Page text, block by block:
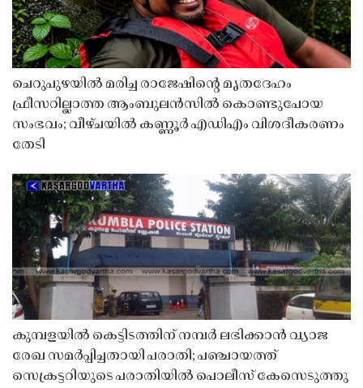
ചെറുപുഴയിൽ മരിച്ച രാജേഷിൻ്റെ മൃതദേഹം
ഫ്രീസറില്ലാത്ത ആംബുലൻസിൽ കൊണ്ടുപോയ
സംഭവം; വീഴ്ചയിൽ കണ്ണൂർ എഡിഎം വിശദീകരണം
തേടി
കുമ്പളയിൽ കെട്ടിടത്തിന് നമ്പർ ലഭിക്കാൻ വ്യാജ
രേഖ സമർപ്പിച്ചതായി പരാതി; പഞ്ചായത്ത്
സെക്രട്ടറിയുടെ പരാതിയിൽ പൊലീസ് കേസെടുത്തു